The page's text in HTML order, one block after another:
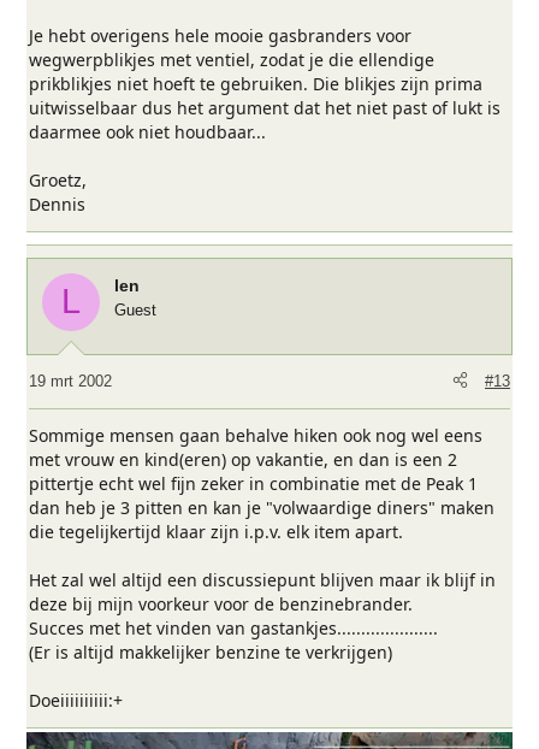
Je hebt overigens hele mooie gasbranders voor
wegwerpblikjes met ventiel, zodat je die ellendige
prikblikjes niet hoeft te gebruiken. Die blikjes zijn prima
uitwisselbaar dus het argument dat het niet past of lukt is
daarmee ook niet houdbaar...
Groetz,
Dennis
L len
Guest
19 mrt 2002 #13
Sommige mensen gaan behalve hiken ook nog wel eens
met vrouw en kind(eren) op vakantie, en dan is een 2
pittertje echt wel fijn zeker in combinatie met de Peak 1
dan heb je 3 pitten en kan je "volwaardige diners" maken
die tegelijkertijd klaar zijn i.p.v. elk item apart.
Het zal wel altijd een discussiepunt blijven maar ik blijf in
deze bij mijn voorkeur voor de benzinebrander.
Succes met het vinden van gastankjes.....................
(Er is altijd makkelijker benzine te verkrijgen)
Doeiiiiiiiiii:+